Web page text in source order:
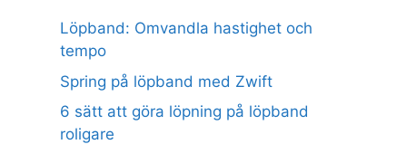
Löpband: Omvandla hastighet och
tempo
Spring på löpband med Zwift
6 sätt att göra löpning på löpband
roligare